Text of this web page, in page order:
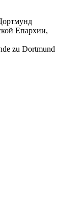
Епархии,
zu Dortmund